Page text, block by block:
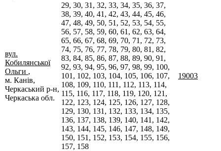
вул.
Кобилянської
Ольги ,
м. Канів,
Черкаський р-н,
Черкаська обл.
29, 30, 31, 32, 33, 34, 35, 36, 37,
38, 39, 40, 41, 42, 43, 44, 45, 46,
47, 48, 49, 50, 51, 52, 53, 54, 55,
56, 57, 58, 59, 60, 61, 62, 63, 64,
65, 66, 67, 68, 69, 70, 71, 72, 73,
74, 75, 76, 77, 78, 79, 80, 81, 82,
83, 84, 85, 86, 87, 88, 89, 90, 91,
92, 93, 94, 95, 96, 97, 98, 99, 100,
101, 102, 103, 104, 105, 106, 107,
108, 109, 110, 111, 112, 113, 114,
115, 116, 117, 118, 119, 120, 121,
122, 123, 124, 125, 126, 127, 128,
129, 130, 131, 132, 133, 134, 135,
136, 137, 138, 139, 140, 141, 142,
143, 144, 145, 146, 147, 148, 149,
150, 151, 152, 153, 154, 155, 156,
157, 158
19003